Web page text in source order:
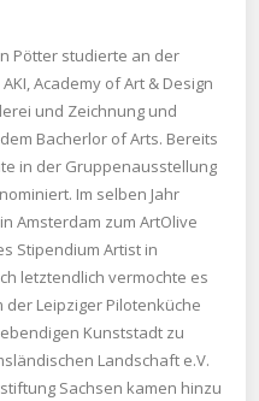
Pötter studierte an der
Academy of Art & Design
und Zeichnung und
Bacherlor of Arts. Bereits
in der Gruppenausstellung
Im selben Jahr
Amsterdam zum ArtOlive
Stipendium Artist in
letztendlich vermochte es
der Leipziger Pilotenküche
Kunststadt zu
Landschaft e.V.
Sachsen kamen hinzu